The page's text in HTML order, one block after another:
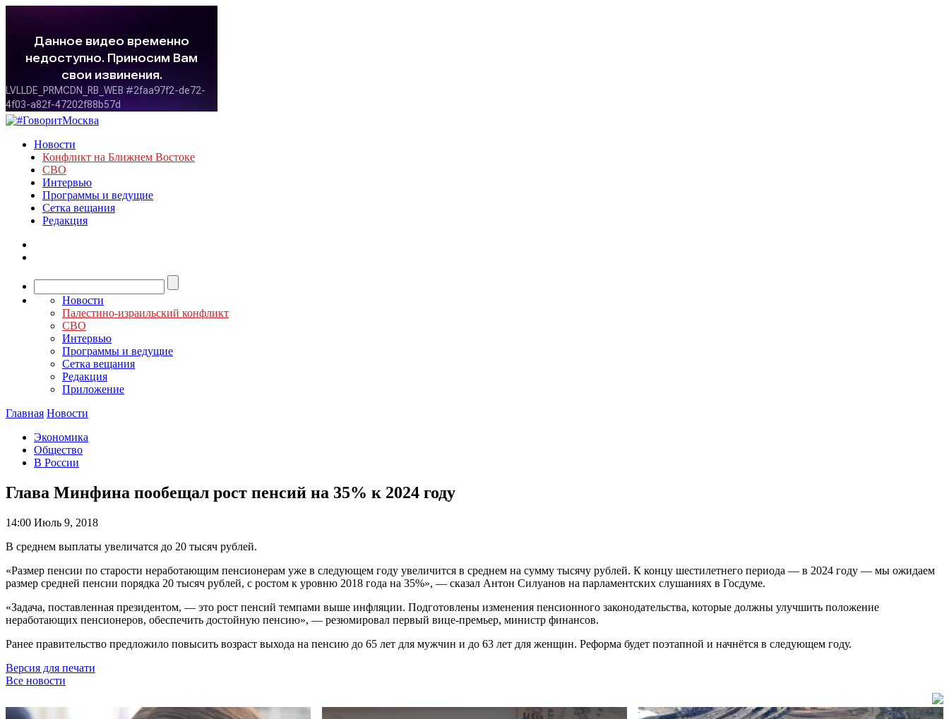
Новости
Конфликт на Ближнем Востоке
СВО
Интервью
Программы и ведущие
Сетка вещания
Редакция
Новости
Палестино-израильский конфликт
СВО
Интервью
Программы и ведущие
Сетка вещания
Редакция
Приложение
Главная Новости
Экономика
Общество
В России
Глава Минфина пообещал рост пенсий на 35% к 2024 году
14:00 Июль 9, 2018
В среднем выплаты увеличатся до 20 тысяч рублей.
«Размер пенсии по старости неработающим пенсионерам уже в следующем году увеличится в среднем на сумму тысячу рублей. К концу шестилетнего периода — в 2024 году — мы ожидаем
размер средней пенсии порядка 20 тысяч рублей, с ростом к уровню 2018 года на 35%», — сказал Антон Силуанов на парламентских слушаниях в Госдуме.
«Задача, поставленная президентом, — это рост пенсий темпами выше инфляции. Подготовлены изменения пенсионного законодательства, которые должны улучшить положение
неработающих пенсионеров, обеспечить достойную пенсию», — резюмировал первый вице-премьер, министр финансов.
Ранее правительство предложило повысить возраст выхода на пенсию до 65 лет для мужчин и до 63 лет для женщин. Реформа будет поэтапной и начнётся в следующем году.
Версия для печати
Все новости